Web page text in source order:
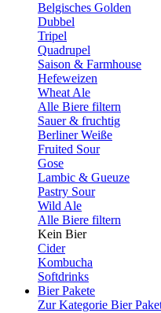
Belgisches Golden
Dubbel
Tripel
Quadrupel
Saison & Farmhouse
Hefeweizen
Wheat Ale
Alle Biere filtern
Sauer & fruchtig
Berliner Weiße
Fruited Sour
Gose
Lambic & Gueuze
Pastry Sour
Wild Ale
Alle Biere filtern
Kein Bier
Cider
Kombucha
Softdrinks
Bier Pakete
Zur Kategorie Bier